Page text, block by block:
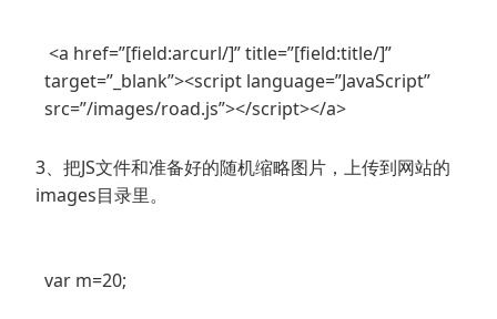
<a href=”[field:arcurl/]” title=”[field:title/]”
target=”_blank”><script language=”JavaScript”
src=”/images/road.js”></script></a>
3、把JS文件和准备好的随机缩略图片，上传到网站的
images目录里。
var m=20;